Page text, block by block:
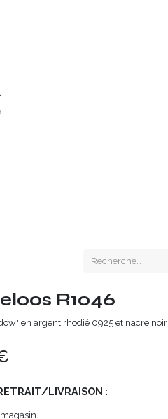
R1046
en argent rhodié 0925 et nacre noir
LIVRAISON :